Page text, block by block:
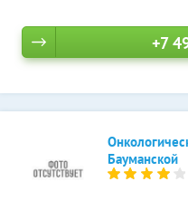
+7
Бауманской